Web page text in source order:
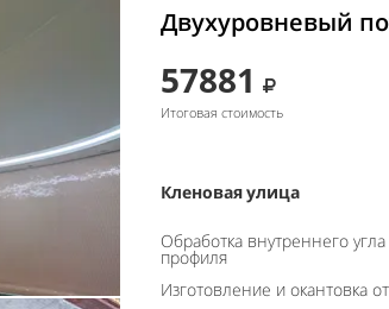
Двухуровневый
57881
Итоговая стоимость
Кленовая улица
Обработка внутреннего
профиля
Изготовление и окантовка